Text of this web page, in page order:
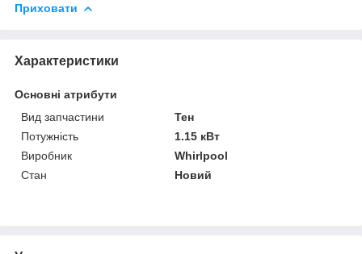
Приховати
Характеристики
Основні атрибути
Вид запчастини
Тен
Потужність
1.15 кВт
Виробник
Whirlpool
Стан
Новий